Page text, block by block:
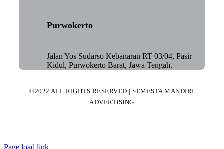
Purwokerto
Jalan Yos Sudarso Kebanaran RT 03/04, Pasir
Kidul, Purwokerto Barat, Jawa Tengah.
©2022 ALL RIGHTS RESERVED | SEMESTA MANDIRI
ADVERTISING